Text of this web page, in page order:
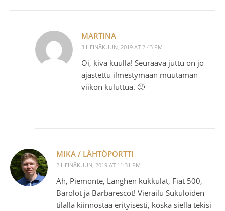
MARTINA
3 HEINÄKUUN, 2019 AT 2:43 PM
Oi, kiva kuulla! Seuraava juttu on jo
ajastettu ilmestymään muutaman
viikon kuluttua. 🙂
MIKA / LÄHTÖPORTTI
2 HEINÄKUUN, 2019 AT 11:31 PM
Ah, Piemonte, Langhen kukkulat, Fiat 500,
Barolot ja Barbarescot! Vierailu Sukuloiden
tilalla kiinnostaa erityisesti, koska siellä tekisi